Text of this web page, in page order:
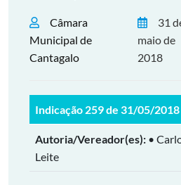
Câmara
Municipal de
Cantagalo
31
maio de
2018
Indicação 259 de 31/05/2018
Autoria/Vereador(es): •
Leite